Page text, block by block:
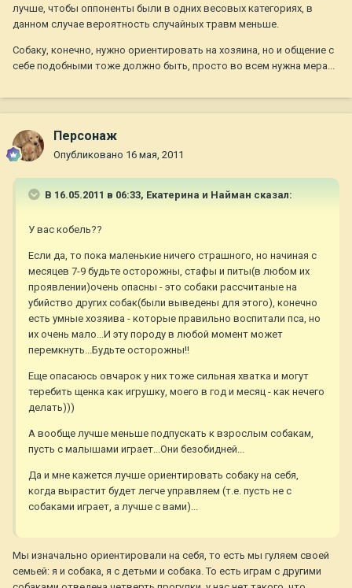
лучше, чтобы оппоненты были в одних весовых категориях, в
данном случае вероятность случайных травм меньше.
Собаку, конечно, нужно ориентировать на хозяина, но и общение с
себе подобными тоже должно быть, просто во всем нужна мера...
Персонаж
Опубликовано 16 мая, 2011
В 16.05.2011 в 06:33, Екатерина и Найман сказал:
У вас кобель??
Если да, то пока маленькие ничего страшного, но начиная с
месяцев 7-9 будьте осторожны, стафы и питы(в любом их
проявлении)очень опасны - это собаки рассчитаные на
убийство других собак(были выведены для этого), конечно
есть умные хозяива - которые правильно воспитали пса, но
их очень мало...И эту породу в любой момент может
перемкнуть...Будьте осторожны!!
Еще опасаюсь овчарок у них тоже сильная хватка и могут
теребить щенка как игрушку, моего в год и месяц - как нечего
делать)))
А вообще лучше меньше подпускать к взрослым собакам,
пусть с малышами играет...Они безобидней...
Да и мне кажется лучше ориентировать собаку на себя,
когда вырастит будет легче управляем (т.е. пусть не с
собаками играет, а лучше с вами)...
Мы изначально ориентировали на себя, то есть мы гуляем своей
семьей: я и собака, я с детьми и собака. То есть играм с другими